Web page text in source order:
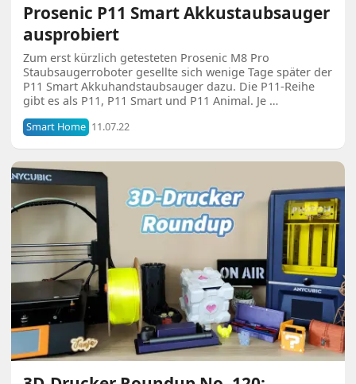
Prosenic P11 Smart Akkustaubsauger
ausprobiert
Zum erst kürzlich getesteten Prosenic M8 Pro
Staubsaugerroboter gesellte sich wenige Tage später der
P11 Smart Akkuhandstaubsauger dazu. Die P11-Reihe
gibt es als P11, P11 Smart und P11 Animal. Je …
Smart Home 11.07.22